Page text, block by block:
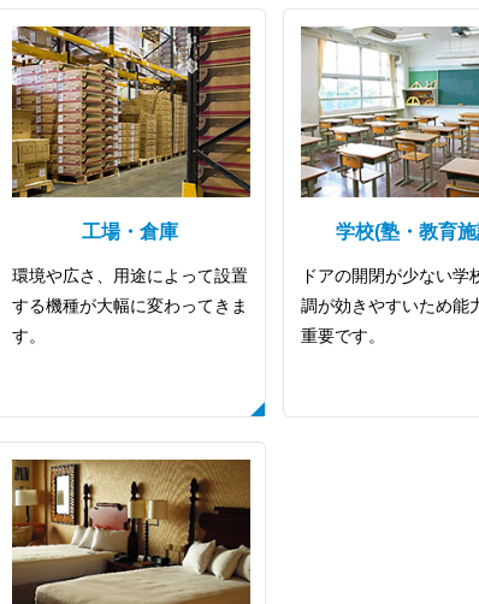
工場・倉庫
環境や広さ、用途によって設置
する機種が大幅に変わってきま
す。
学校(塾・教育
ドアの開閉が少ない学
調が効きやすいため能
重要です。